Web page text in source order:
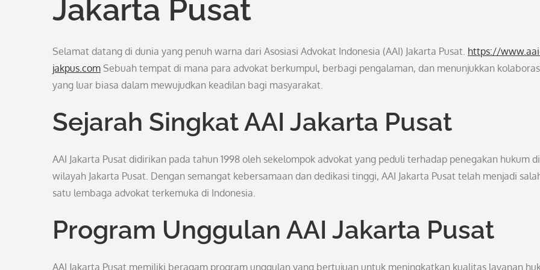
Jakarta Pusat
Selamat datang di dunia yang penuh warna dari Asosiasi Advokat Indonesia (AAI) Jakarta Pusat. https://
jakpus.com Sebuah tempat di mana para advokat berkumpul, berbagi pengalaman, dan menunjukkan
yang luar biasa dalam mewujudkan keadilan bagi masyarakat.
Sejarah Singkat AAI Jakarta Pusat
AAI Jakarta Pusat didirikan pada tahun 1998 oleh sekelompok advokat yang peduli terhadap penegakan hukum di
wilayah Jakarta Pusat. Dengan semangat kebersamaan dan dedikasi tinggi, AAI Jakarta Pusat telah menjadi
satu lembaga advokat terkemuka di Indonesia.
Program Unggulan AAI Jakarta Pusat
AAI Jakarta Pusat memiliki beragam program unggulan yang bertujuan untuk meningkatkan kualitas layanan